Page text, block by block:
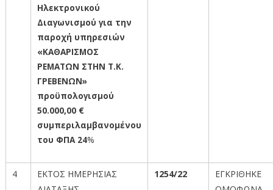
Ηλεκτρονικού
Διαγωνισμού για την
παροχή υπηρεσιών
«ΚΑΘΑΡΙΣΜΟΣ
ΡΕΜΑΤΩΝ ΣΤΗΝ Τ.Κ.
ΓΡΕΒΕΝΩΝ»
προϋπολογισμού
50.000,00 €
συμπεριλαμβανομένου
του ΦΠΑ 24%
4
ΕΚΤΟΣ ΗΜΕΡΗΣΙΑΣ
1254/22
ΕΓΚΡΙΘΗΚΕ